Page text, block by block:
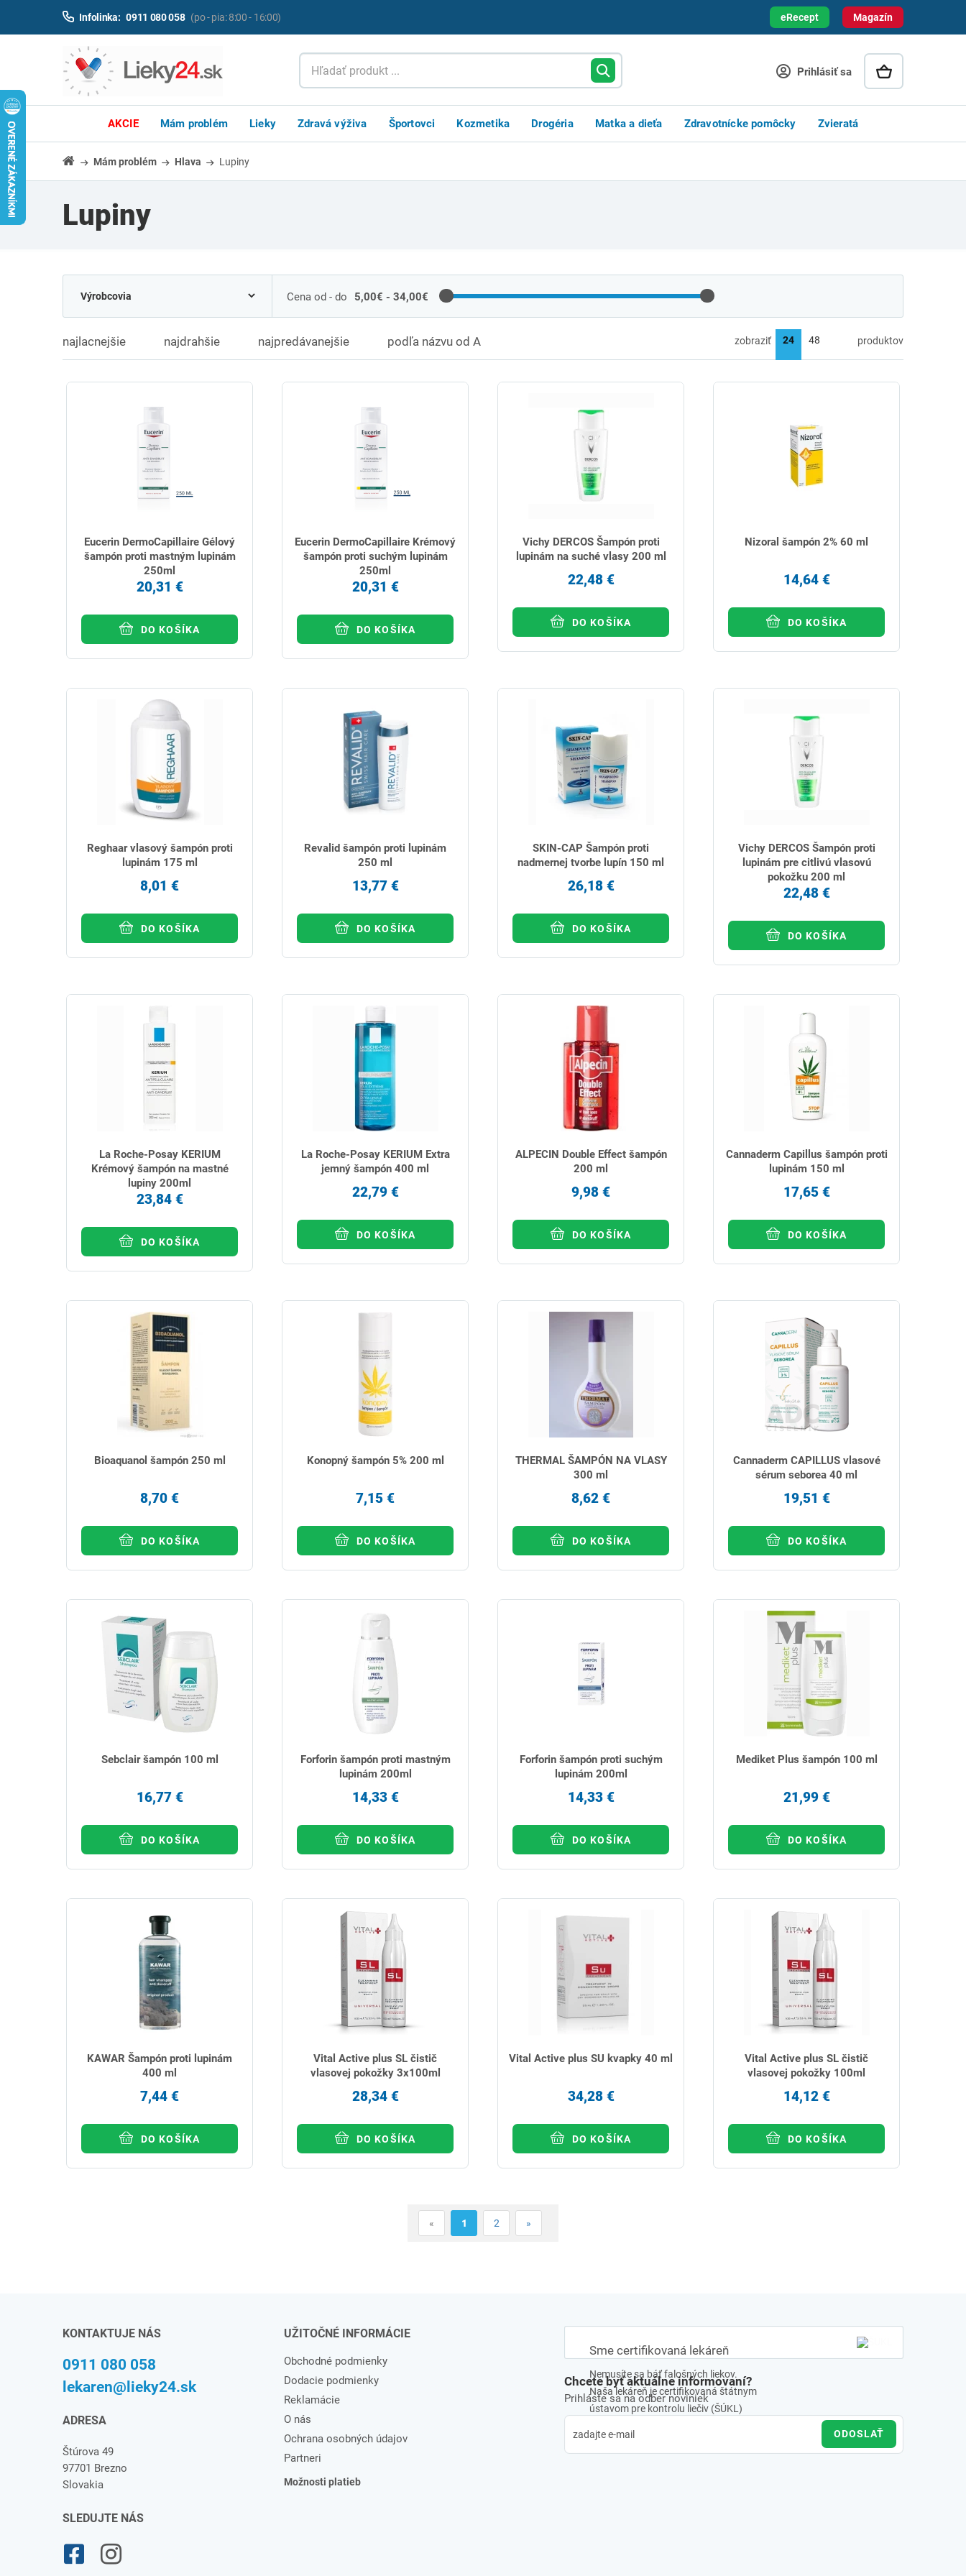
Magazín
Infolinka: 0911 080 058 (po - pia: 8:00 - 16:00) eRecept
Prihlásiť sa
AKCIE Mám problém Lieky Zdravá výživa Športovci Kozmetika Drogéria Matka a dieťa Zdravotnícke pomôcky Zvieratá
Mám problém Hlava Lupiny
Lupiny
Cena od - do 5,00€ - 34,00€
najlacnejšie najdrahšie najpredávanejšie podľa názvu od A zobraziť produktov
Eucerin DermoCapillaire Gélový
šampón proti mastným lupinám
250ml
20,31 €
DO KOŠÍKA
Eucerin DermoCapillaire Krémový
šampón proti suchým lupinám
250ml
20,31 €
DO KOŠÍKA
Vichy DERCOS Šampón proti
lupinám na suché vlasy 200 ml
22,48 €
DO KOŠÍKA
Nizoral šampón 2% 60 ml
14,64 €
DO KOŠÍKA
Reghaar vlasový šampón proti
lupinám 175 ml
8,01 €
DO KOŠÍKA
Revalid šampón proti lupinám
250 ml
13,77 €
DO KOŠÍKA
SKIN-CAP Šampón proti
nadmernej tvorbe lupín 150 ml
26,18 €
DO KOŠÍKA
Vichy DERCOS Šampón proti
lupinám pre citlivú vlasovú
pokožku 200 ml
22,48 €
DO KOŠÍKA
La Roche-Posay KERIUM
Krémový šampón na mastné
lupiny 200ml
23,84 €
DO KOŠÍKA
La Roche-Posay KERIUM Extra
jemný šampón 400 ml
22,79 €
DO KOŠÍKA
ALPECIN Double Effect šampón
200 ml
9,98 €
DO KOŠÍKA
Cannaderm Capillus šampón proti
lupinám 150 ml
17,65 €
DO KOŠÍKA
Bioaquanol šampón 250 ml
8,70 €
DO KOŠÍKA
Konopný šampón 5% 200 ml
7,15 €
DO KOŠÍKA
THERMAL ŠAMPÓN NA VLASY
300 ml
8,62 €
DO KOŠÍKA
Cannaderm CAPILLUS vlasové
sérum seborea 40 ml
19,51 €
DO KOŠÍKA
Sebclair šampón 100 ml
16,77 €
DO KOŠÍKA
Forforin šampón proti mastným
lupinám 200ml
14,33 €
DO KOŠÍKA
Forforin šampón proti suchým
lupinám 200ml
14,33 €
DO KOŠÍKA
Mediket Plus šampón 100 ml
21,99 €
DO KOŠÍKA
KAWAR Šampón proti lupinám
400 ml
7,44 €
DO KOŠÍKA
Vital Active plus SL čistič
vlasovej pokožky 3x100ml
28,34 €
DO KOŠÍKA
Vital Active plus SU kvapky 40 ml
34,28 €
DO KOŠÍKA
Vital Active plus SL čistič
vlasovej pokožky 100ml
14,12 €
DO KOŠÍKA
« 1 2 »
Sme certifikovaná lekáreň
Nemusíte sa báť falošných liekov.
Naša lekáreň je certifikovaná štátnym
ústavom pre kontrolu liečiv (ŠÚKL)
KONTAKTUJE NÁS
0911 080 058
lekaren@lieky24.sk
ADRESA
Štúrova 49
97701 Brezno
Slovakia
SLEDUJTE NÁS
UŽITOČNÉ INFORMÁCIE
Obchodné podmienky
Dodacie podmienky
Reklamácie
O nás
Ochrana osobných údajov
Partneri
Možnosti platieb
Chcete byť aktuálne informovaní?
Prihláste sa na odber noviniek
ODOSLAŤ